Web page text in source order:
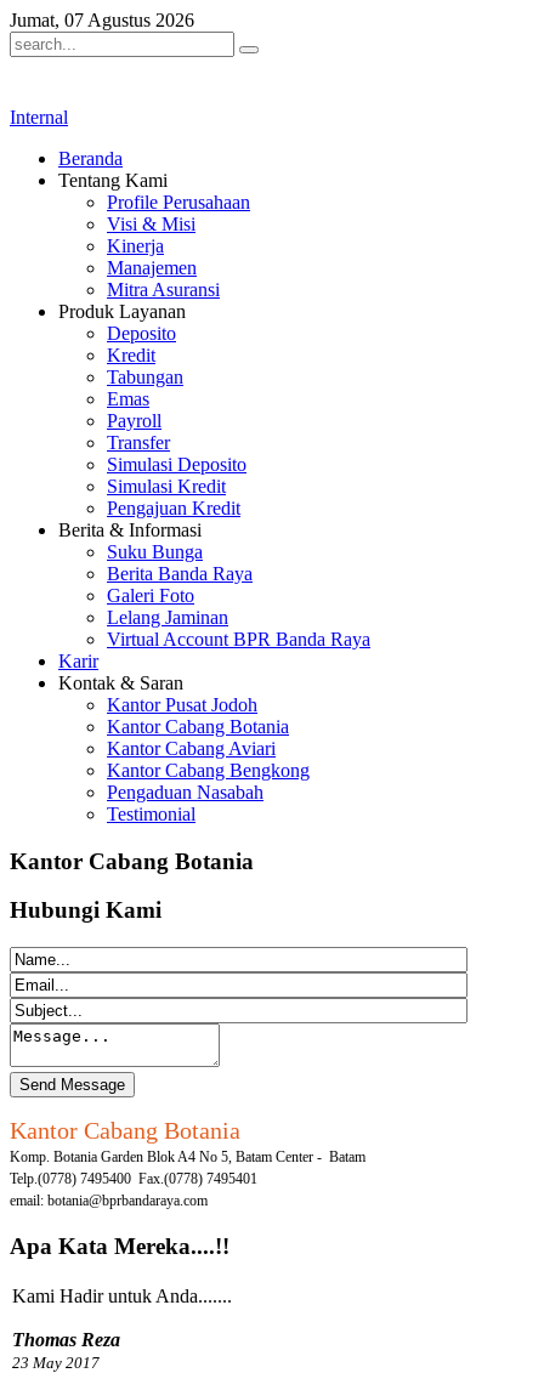
Jumat, 07 Agustus 2026
Internal
Beranda
Tentang Kami
Profile Perusahaan
Visi & Misi
Kinerja
Manajemen
Mitra Asuransi
Produk Layanan
Deposito
Kredit
Tabungan
Emas
Payroll
Transfer
Simulasi Deposito
Simulasi Kredit
Pengajuan Kredit
Berita & Informasi
Suku Bunga
Berita Banda Raya
Galeri Foto
Lelang Jaminan
Virtual Account BPR Banda Raya
Karir
Kontak & Saran
Kantor Pusat Jodoh
Kantor Cabang Botania
Kantor Cabang Aviari
Kantor Cabang Bengkong
Pengaduan Nasabah
Testimonial
Kantor Cabang Botania
Hubungi Kami
Kantor Cabang Botania
Komp. Botania Garden Blok A4 No 5, Batam Center - Batam
Telp.(0778) 7495400 Fax.(0778) 7495401
email: botania@bprbandaraya.com
Apa Kata Mereka....!!
Kami Hadir untuk Anda.......
Thomas Reza
23 May 2017